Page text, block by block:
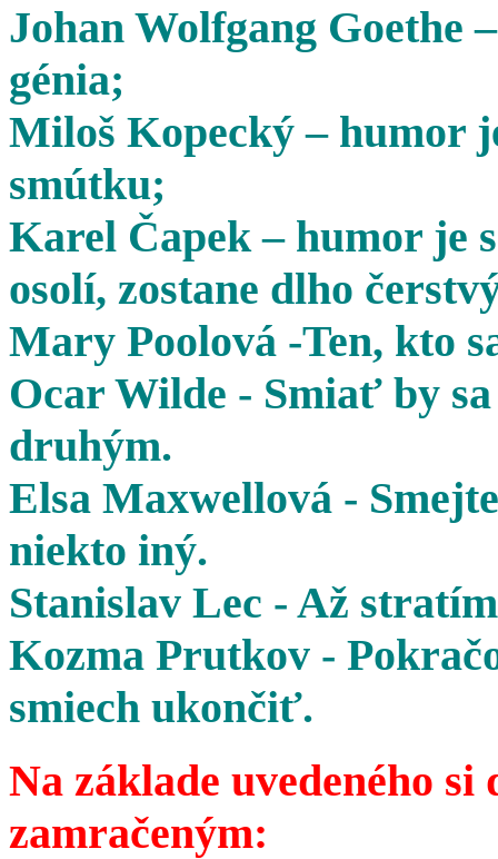
Johan Wolfgang Goethe
génia;
Miloš Kopecký – humor
smútku;
Karel Čapek – humor je
osolí, zostane dlho
Mary Poolová -Ten, kto
Ocar Wilde - Smiať by
druhým.
Elsa Maxwellová -
niekto iný.
Stanislav Lec - Až
Kozma Prutkov -
smiech ukončiť.
Na základe uvedeného
zamračeným: